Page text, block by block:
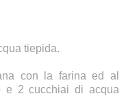
tiepida.
con la farina ed al
e 2 cucchiai di acqua